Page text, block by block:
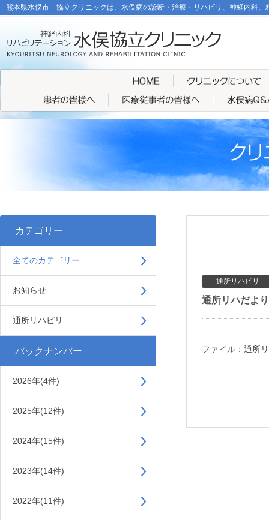
熊本県水俣市 協立クリニックは、水俣病の診断・治療・リハビリ、神経内科、
カテゴリー
全てのカテゴリー
お知らせ
通所リハビリ
バックナンバー
2026年(4件)
2025年(12件)
2024年(15件)
2023年(14件)
2022年(11件)
通所リハビリ
通所リハだよ
ファイル： 通所